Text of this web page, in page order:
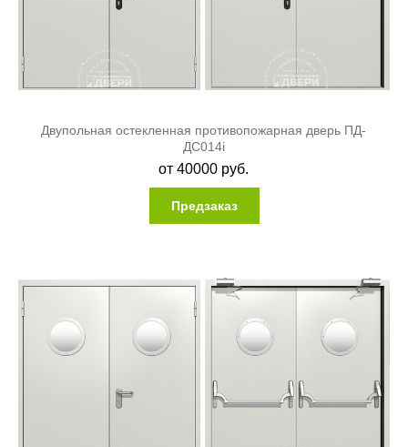
Двупольная остекленная противопожарная дверь ПД-
ДC014i
от40000 руб.
Предзаказ